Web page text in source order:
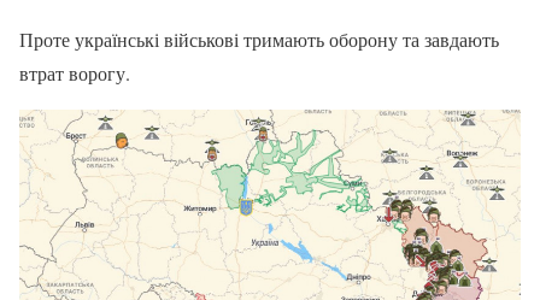
Проте українські військові тримають оборону та завдають
втрат ворогу.